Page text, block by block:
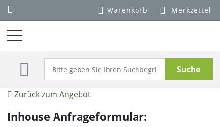
Warenkorb Merkzettel
Suche
Zurück zum Angebot
Inhouse Anfrageformular: